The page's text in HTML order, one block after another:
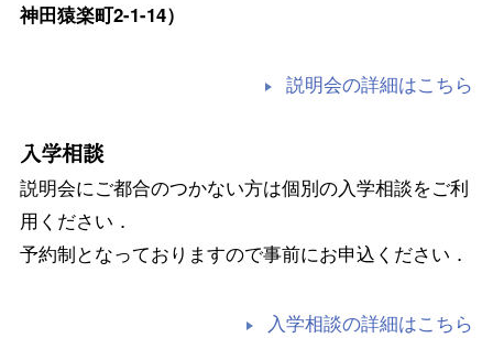
神田猿楽町2-1-14）
説明会の詳細はこちら
入学相談
説明会にご都合のつかない方は個別の入学相談をご利
用ください．
予約制となっておりますので事前にお申込ください．
入学相談の詳細はこちら